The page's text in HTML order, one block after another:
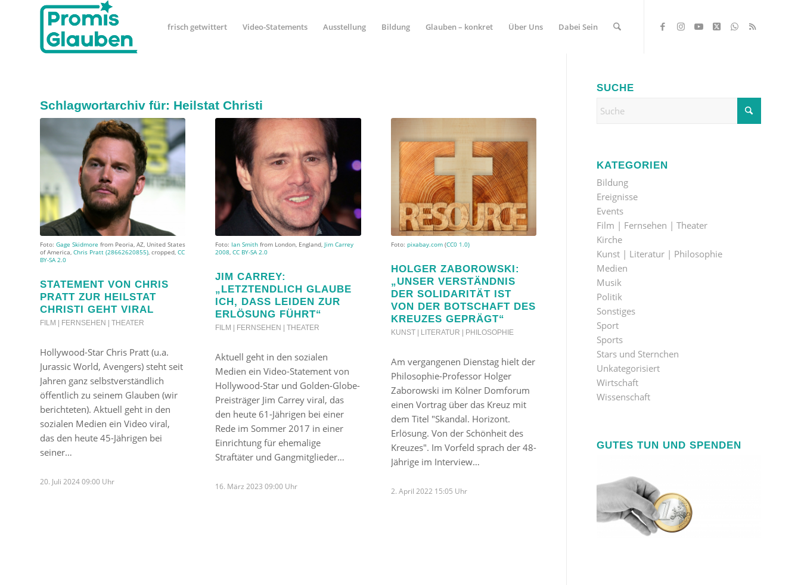
frisch getwittert Video-Statements Ausstellung Bildung Glauben – konkret Über Uns Dabei Sein
Schlagwortarchiv für: Heilstat Christi
Foto: Gage Skidmore from Peoria, AZ, United States
of America, Chris Pratt (28662620855), cropped, CC
BY-SA 2.0
STATEMENT VON CHRIS
PRATT ZUR HEILSTAT
CHRISTI GEHT VIRAL
FILM | FERNSEHEN | THEATER
Hollywood-Star Chris Pratt (u.a.
Jurassic World, Avengers) steht seit
Jahren ganz selbstverständlich
öffentlich zu seinem Glauben (wir
berichteten). Aktuell geht in den
sozialen Medien ein Video viral,
das den heute 45-Jährigen bei
seiner…
20. Juli 2024 09:00 Uhr
Foto: Ian Smith from London, England, Jim Carrey
2008,CC BY-SA 2.0
JIM CARREY:
„LETZTENDLICH GLAUBE
ICH, DASS LEIDEN ZUR
ERLÖSUNG FÜHRT“
FILM | FERNSEHEN | THEATER
Aktuell geht in den sozialen
Medien ein Video-Statement von
Hollywood-Star und Golden-Globe-
Preisträger Jim Carrey viral, das
den heute 61-Jährigen bei einer
Rede im Sommer 2017 in einer
Einrichtung für ehemalige
Straftäter und Gangmitglieder…
16. März 2023 09:00 Uhr
Foto: pixabay.com(CC0 1.0)
HOLGER ZABOROWSKI:
„UNSER VERSTÄNDNIS
DER SOLIDARITÄT IST
VON DER BOTSCHAFT DES
KREUZES GEPRÄGT“
KUNST | LITERATUR | PHILOSOPHIE
Am vergangenen Dienstag hielt der
Philosophie-Professor Holger
Zaborowski im Kölner Domforum
einen Vortrag über das Kreuz mit
dem Titel "Skandal. Horizont.
Erlösung. Von der Schönheit des
Kreuzes". Im Vorfeld sprach der 48-
Jährige im Interview…
2. April 2022 15:05 Uhr
SUCHE
KATEGORIEN
Bildung
Ereignisse
Events
Film | Fernsehen | Theater
Kirche
Kunst | Literatur | Philosophie
Medien
Musik
Politik
Sonstiges
Sport
Sports
Stars und Sternchen
Unkategorisiert
Wirtschaft
Wissenschaft
GUTES TUN UND SPENDEN